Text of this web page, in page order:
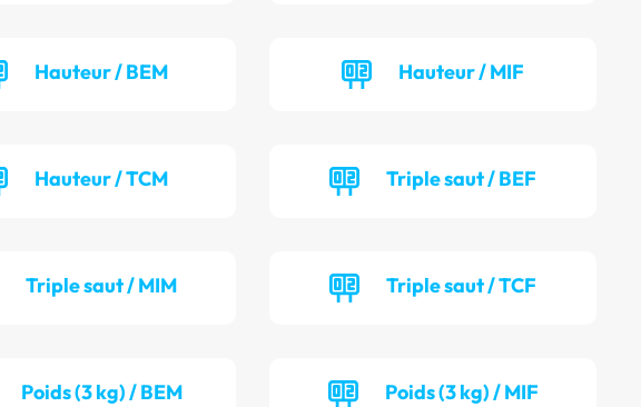
Hauteur / BEM Hauteur / MIF
Hauteur / TCM Triple saut / BEF
Triple saut / MIM Triple saut / TCF
Poids (3 kg) / BEM Poids (3 kg) / MIF